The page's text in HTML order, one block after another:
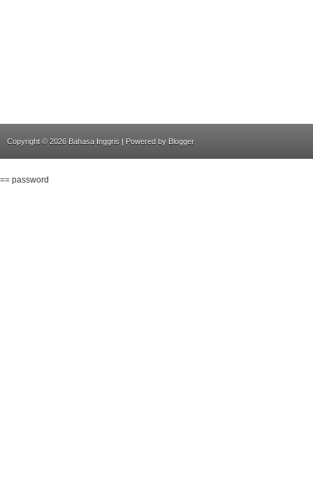
Copyright © 2026 Bahasa Inggris | Powered by Blogger
== password